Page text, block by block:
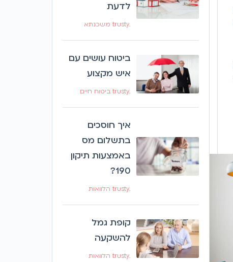
לדעת
.trusty משכנתא
ביטוח עושים עם
איש מקצוע
.trusty ביטוח חיים
איך חוסכים
בתשלום מס
באמצעות תיקון
190?
.trusty הלוואות
קופת גמל
להשקעה
.trusty הלוואות